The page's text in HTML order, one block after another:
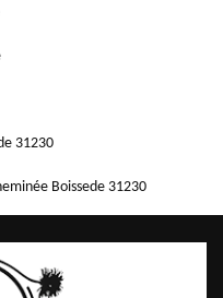
31230
Boissede 31230